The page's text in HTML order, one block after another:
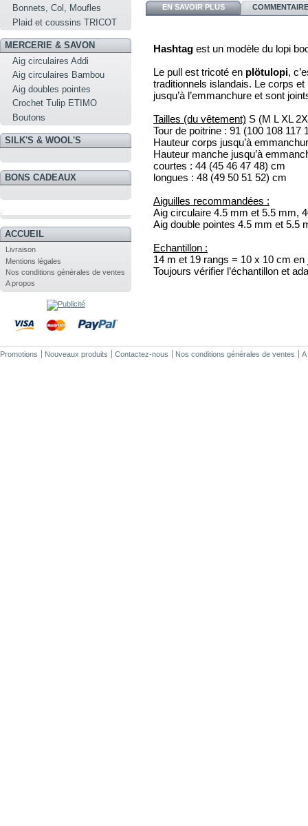
Bonnets, Col, Moufles
Plaid et coussins TRICOT
MERCERIE & SAVON
Aig circulaires Addi
Aig circulaires Bambou
Aig doubles pointes
Crochet Tulip ETIMO
Boutons
SILK'S & WOOL'S
BONS CADEAUX
ACCUEIL
Livraison
Mentions légales
Nos conditions générales de ventes
A propos
EN SAVOIR PLUS
Hashtag est un modèle du lopi
Le pull est tricoté en plötulopi,
traditionnels islandais. Le corps et
jusqu’à l’emmanchure et sont
Tailles (du vêtement) S (M L XL
Tour de poitrine : 91 (100 108 117
Hauteur corps jusqu’à
Hauteur manche jusqu’à
courtes : 44 (45 46 47 48) cm
longues : 48 (49 50 51 52) cm
Aiguilles recommandées :
Aig circulaire 4.5 mm et 5.5 mm,
Aig double pointes 4.5 mm et 5.5
Echantillon :
14 m et 19 rangs = 10 x 10 cm
Toujours vérifier l’échantillon et
Promotions Nouveaux produits Contactez-nous Nos conditions générales de ventes A